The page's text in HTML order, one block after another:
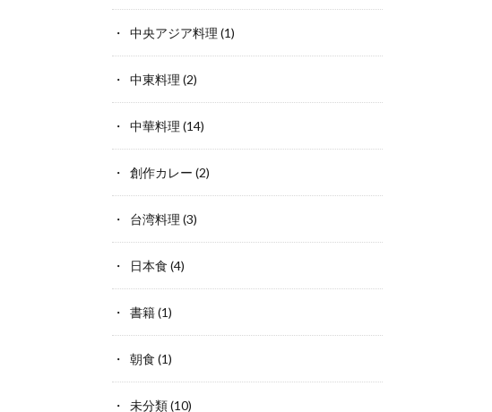
中央アジア料理 (1)
中東料理 (2)
中華料理 (14)
創作カレー (2)
台湾料理 (3)
日本食 (4)
書籍(1)
朝食 (1)
未分類(10)